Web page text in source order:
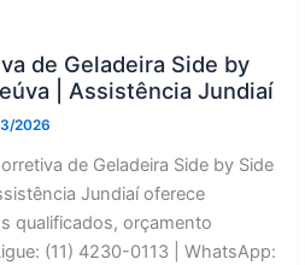
de Geladeira Side by
| Assistência Jundiaí
2026
de Geladeira Side by Side
Jundiaí oferece
qualificados, orçamento
(11) 4230-0113 | WhatsApp: